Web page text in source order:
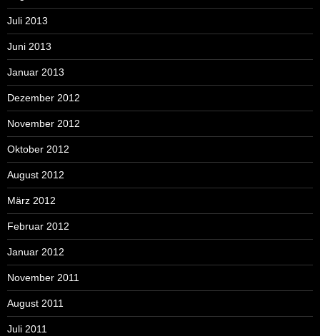
Juli 2013
Juni 2013
Januar 2013
Dezember 2012
November 2012
Oktober 2012
August 2012
März 2012
Februar 2012
Januar 2012
November 2011
August 2011
Juli 2011